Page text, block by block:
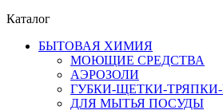
Каталог
БЫТОВАЯ ХИМИЯ
МОЮЩИЕ СРЕДСТВА
АЭРОЗОЛИ
ГУБКИ-ЩЕТКИ-
ДЛЯ МЫТЬЯ ПОСУДЫ